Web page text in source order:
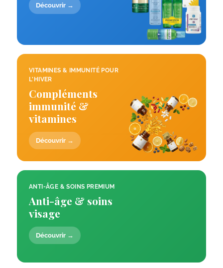
Découvrir →
VITAMINES & IMMUNITÉ POUR
L'HIVER
Compléments
immunité &
vitamines
Découvrir →
ANTI-ÂGE & SOINS PREMIUM
Anti-âge & soins
visage
Découvrir →